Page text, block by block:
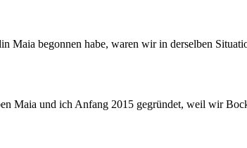
Maia begonnen habe, waren wir in derselben
Maia und ich Anfang 2015 gegründet, weil wir